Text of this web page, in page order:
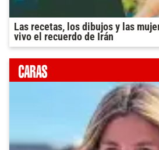
Las recetas, los dibujos y las
vivo el recuerdo de Irán